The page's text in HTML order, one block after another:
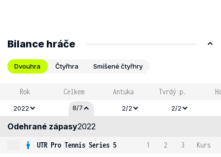
Bilance hráče
Dvouhra Čtyřhra Smíšené čtyřhry
Rok Celkem Antuka Tvrdý p.
2022 8/7 2/2 2/2
Odehrané zápasy2022
UTR Pro Tennis Series 5 1 2 3
Kurs